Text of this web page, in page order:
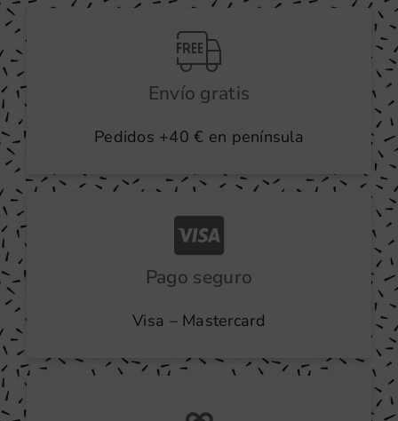
Envío gratis
Pedidos +40 € en península
Pago seguro
Visa – Mastercard